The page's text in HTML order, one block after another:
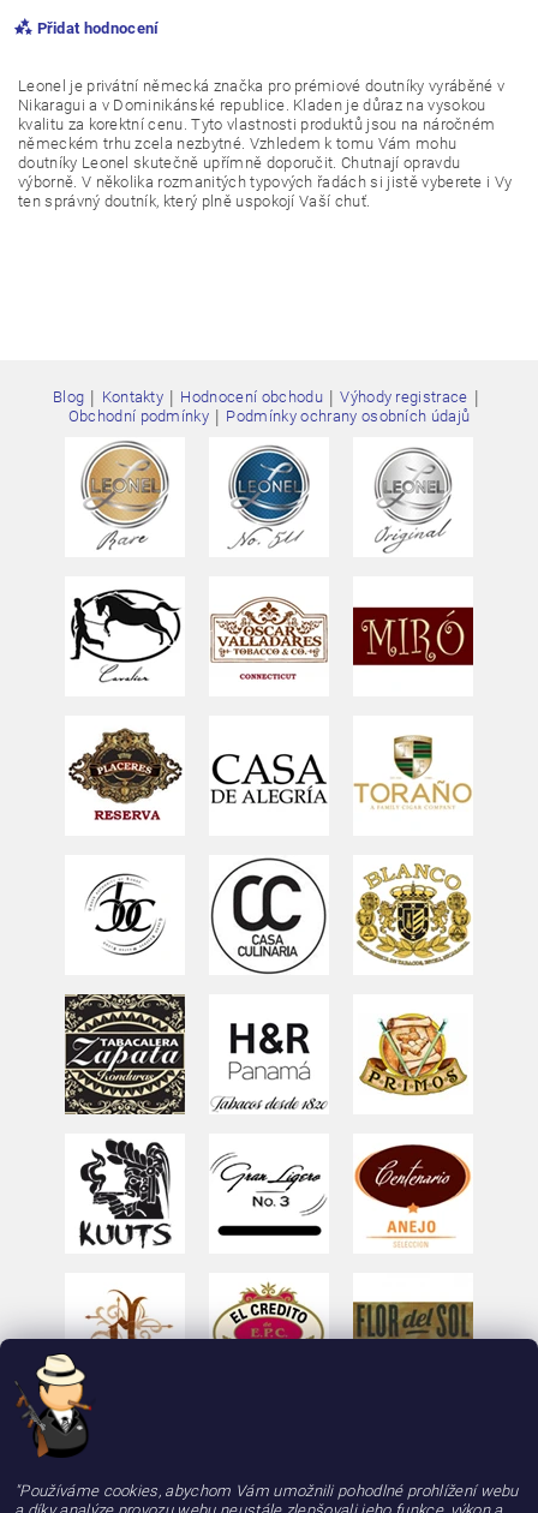
Přidat hodnocení
Vložením hodnocení souhlasíte spodmínkami ochrany
osobních údajů
Leonel je privátní německá značka pro prémiové doutníky vyráběné v
Nikaragui a v Dominikánské republice. Kladen je důraz na vysokou
kvalitu za korektní cenu. Tyto vlastnosti produktů jsou na náročném
německém trhu zcela nezbytné. Vzhledem k tomu Vám mohu
doutníky Leonel skutečně upřímně doporučit. Chutnají opravdu
výborně. V několika rozmanitých typových řadách si jistě vyberete i Vy
ten správný doutník, který plně uspokojí Vaší chuť.
Blog | Kontakty | Hodnocení obchodu | Výhody registrace |
Obchodní podmínky | Podmínky ochrany osobních údajů
"Používáme cookies, abychom Vám umožnili pohodlné prohlížení webu